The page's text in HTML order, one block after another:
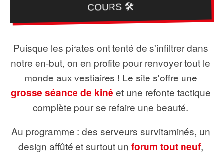
COURS 🛠️
Puisque les pirates ont tenté de s'infiltrer dans
notre en-but, on en profite pour renvoyer tout le
monde aux vestiaires ! Le site s'offre une
grosse séance de kiné et une refonte tactique
complète pour se refaire une beauté.
Au programme : des serveurs survitaminés, un
design affûté et surtout un forum tout neuf,